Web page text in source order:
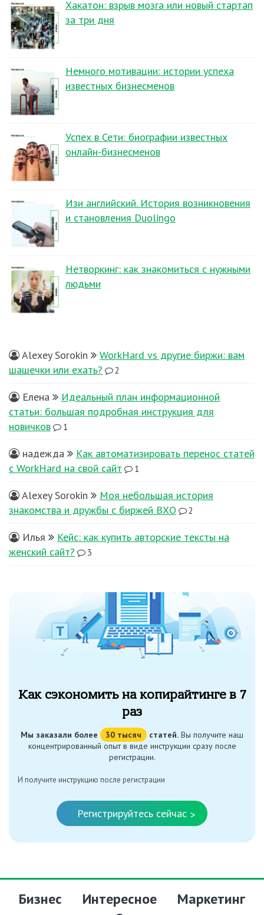
Хакатон: взрыв мозга или новый стартап
за три дня
Немного мотивации: истории успеха
известных бизнесменов
Успех в Сети: биографии известных
онлайн-бизнесменов
Изи английский. История возникновения
и становления Duolingo
Нетворкинг: как знакомиться с нужными
людьми
Alexey Sorokin
WorkHard vs другие биржи: вам
шашечки или ехать?
2
Елена
Идеальный план информационной
статьи: большая подробная инструкция для
новичков
1
надежда
Как автоматизировать перенос статей
с WorkHard на свой сайт
1
Alexey Sorokin
Моя небольшая история
знакомства и дружбы с биржей ВХО
2
Илья
Кейс: как купить авторские тексты на
женский сайт?
3
Как сэкономить на копирайтинге в 7
раз
Мы заказали более 30 тысяч статей. Вы получите наш
концентрированный опыт в виде инструкции сразу после
регистрации.
И получите инструкцию после регистрации
Регистрируйтесь сейчас >
Бизнес Интересное
Маркетинг